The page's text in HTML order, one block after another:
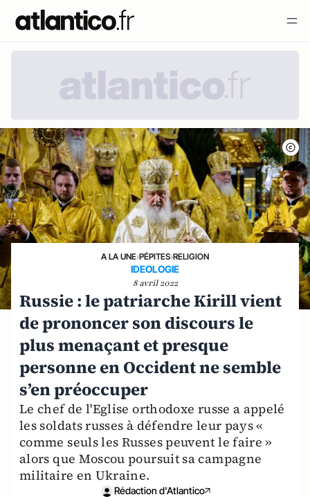
A LA UNE›PÉPITES›RELIGION
IDEOLOGIE
8 avril 2022
Russie : le patriarche Kirill vient
de prononcer son discours le
plus menaçant et presque
personne en Occident ne semble
s’en préoccuper
Le chef de l'Eglise orthodoxe russe a appelé
les soldats russes à défendre leur pays «
comme seuls les Russes peuvent le faire »
alors que Moscou poursuit sa campagne
militaire en Ukraine.
Rédaction d'Atlantico